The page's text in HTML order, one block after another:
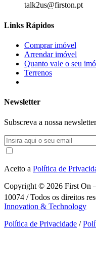
talk2us@firston.pt
Links Rápidos
Comprar imóvel
Arrendar imóvel
Quanto vale o seu
Terrenos
Newsletter
Subscreva a nossa newsletter
Aceito a Política de
Copyright © 2026 First On
10074 / Todos os direitos
Innovation & Technology
Política de Privacidade /